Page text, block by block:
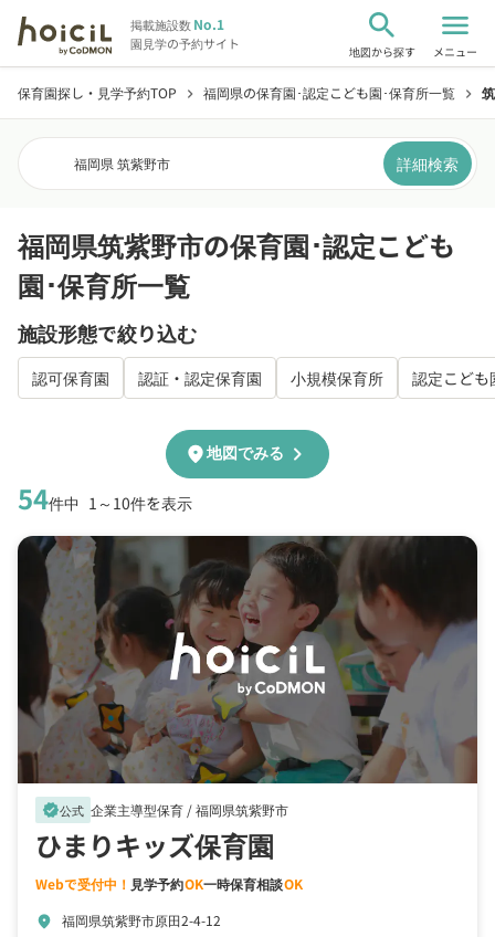
掲載施設数No.1
園見学の予約サイト
search
地図から探す
menu
メニュー
保育園探し・見学予約TOP chevron_right 福岡県の保育園･認定こども園･保育所一覧 chevron_right
福岡県 筑紫野市 詳細検索
福岡県筑紫野市の保育園･認定こども
園･保育所一覧
施設形態で絞り込む
認可保育園 認証・認定保育園 小規模保育所 認定こども
54件中 1～10件を表示
location_on地図でみる chevron_right
verified公式 企業主導型保育 /福岡県筑紫野市
ひまりキッズ保育園
Webで受付中！ 見学予約OK一時保育相談OK
location_on 福岡県筑紫野市原田2-4-12